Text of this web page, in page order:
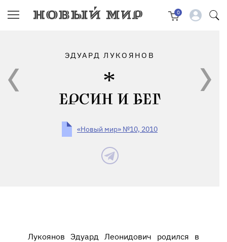
0
ЭДУАРД ЛУКОЯНОВ
ЕРСИН И БЕГ
«Новый мир» №10, 2010
Лукоянов Эдуард Леонидович родился в